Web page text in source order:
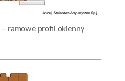
– ramowe profil okienny